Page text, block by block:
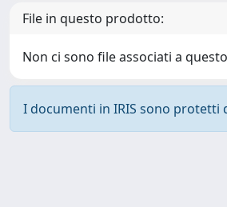
File in questo prodotto:
Non ci sono file associati a
I documenti in IRIS sono